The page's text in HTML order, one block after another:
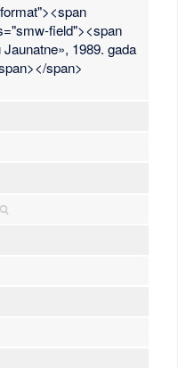
field"><span
1989. gada
span>